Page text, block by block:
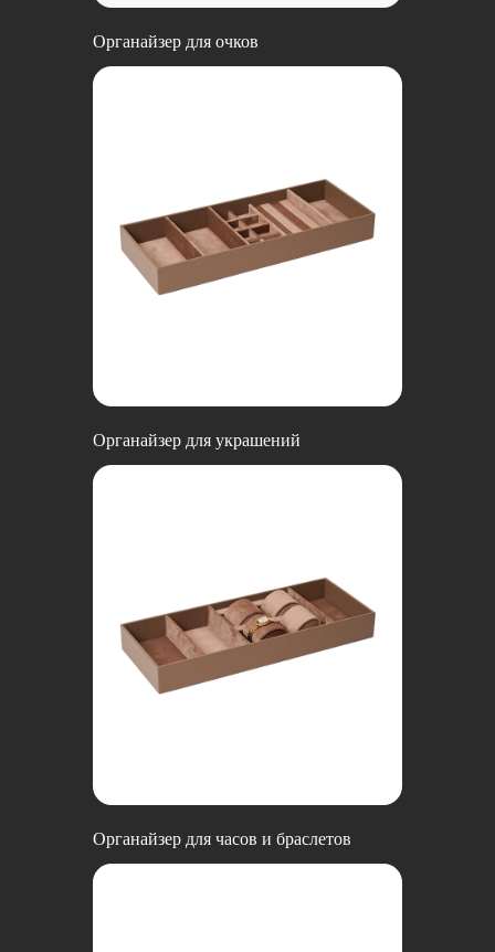
Органайзер для очков
Органайзер для украшений
Органайзер для часов и браслетов